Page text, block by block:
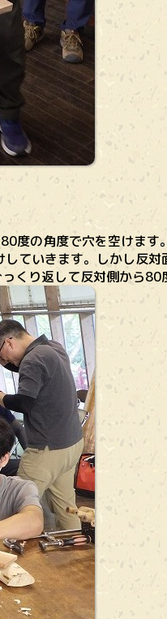
度の角度で穴を空けま
ていきます。しかし反
くり返して反対側から80